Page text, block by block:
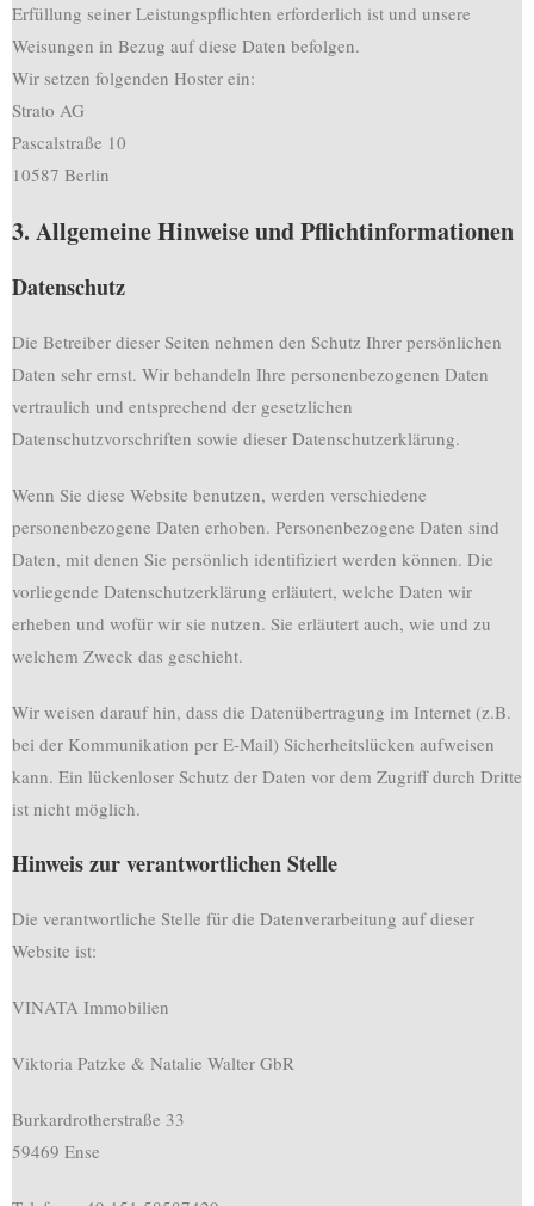
Erfüllung seiner Leistungspflichten erforderlich ist und unsere
Weisungen in Bezug auf diese Daten befolgen.
Wir setzen folgenden Hoster ein:
Strato AG
Pascalstraße 10
10587 Berlin
3. Allgemeine Hinweise und Pflicht­informationen
Datenschutz
Die Betreiber dieser Seiten nehmen den Schutz Ihrer persönlichen
Daten sehr ernst. Wir behandeln Ihre personenbezogenen Daten
vertraulich und entsprechend der gesetzlichen
Datenschutzvorschriften sowie dieser Datenschutzerklärung.
Wenn Sie diese Website benutzen, werden verschiedene
personenbezogene Daten erhoben. Personenbezogene Daten sind
Daten, mit denen Sie persönlich identifiziert werden können. Die
vorliegende Datenschutzerklärung erläutert, welche Daten wir
erheben und wofür wir sie nutzen. Sie erläutert auch, wie und zu
welchem Zweck das geschieht.
Wir weisen darauf hin, dass die Datenübertragung im Internet (z.B.
bei der Kommunikation per E-Mail) Sicherheitslücken aufweisen
kann. Ein lückenloser Schutz der Daten vor dem Zugriff durch Dritte
ist nicht möglich.
Hinweis zur verantwortlichen Stelle
Die verantwortliche Stelle für die Datenverarbeitung auf dieser
Website ist:
VINATA Immobilien
Viktoria Patzke & Natalie Walter GbR
Burkardrotherstraße 33
59469 Ense